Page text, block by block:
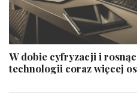
W dobie cyfryzacji i
technologii coraz więcej